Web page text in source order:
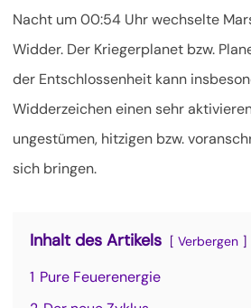
Nacht um 00:54 Uhr wechselte
Widder. Der Kriegerplanet bzw.
der Entschlossenheit kann
Widderzeichen einen sehr
ungestümen, hitzigen bzw.
sich bringen.
Inhalt des Artikels Verbergen
1 Pure Feuerenergie